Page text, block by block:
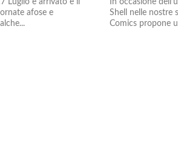
afose e
Shell nelle nostre
Comics propone